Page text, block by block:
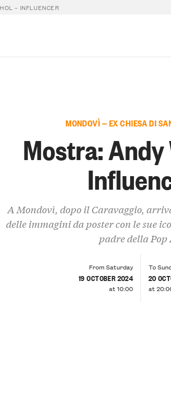
– INFLUENCER
MONDOVÌ — EX CHIESA DI
Mostra: Andy
A Mondovì, dopo il Caravaggio,
delle immagini da poster con le sue
padre della
From Saturday
19 OCTOBER 2024
at 10:00
To
20
at